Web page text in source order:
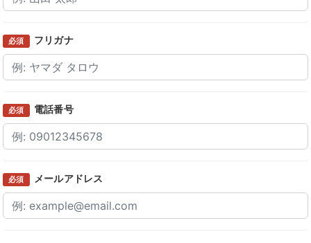
必須 フリガナ
必須 電話番号
必須 メールアドレス